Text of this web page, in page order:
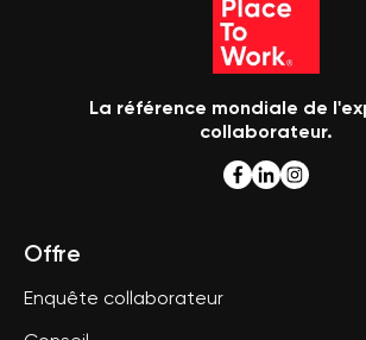
La référence mondiale de
collaborateur.
Offre
Enquête collaborateur